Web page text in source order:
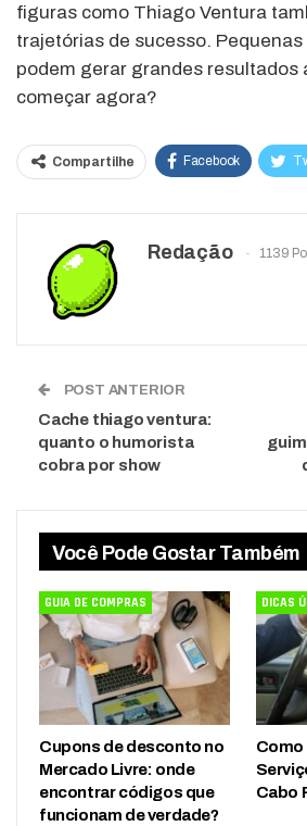
figuras como Thiago Ventura
trajetórias de sucesso.
podem gerar grandes
começar agora?
Compartilhe Facebook
Redação 1139
POST ANTERIOR
Cache thiago ventura:
quanto o humorista
cobra por show
Você Pode Gostar Também
GUIA DE COMPRAS
Cupons de desconto no
Mercado Livre: onde
encontrar códigos que
funcionam de verdade?
DICAS
Como
Cabo